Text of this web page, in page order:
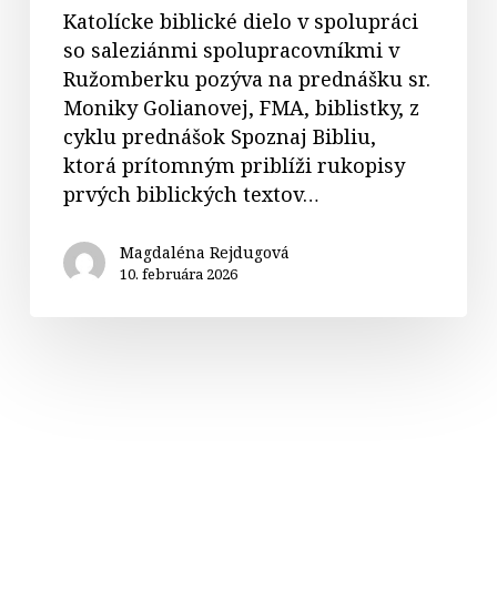
Katolícke biblické dielo v spolupráci
so saleziánmi spolupracovníkmi v
Ružomberku pozýva na prednášku sr.
Moniky Golianovej, FMA, biblistky, z
cyklu prednášok Spoznaj Bibliu,
ktorá prítomným priblíži rukopisy
prvých biblických textov…
Magdaléna Rejdugová
10. februára 2026